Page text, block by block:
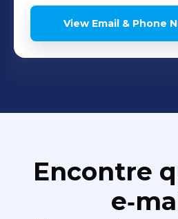
View Email & Phone
Encontre